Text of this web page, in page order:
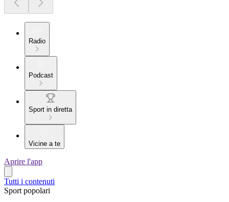
Radio
Podcast
Sport in diretta
Vicine a te
Aprire l'app
Tutti i contenuti
Sport popolari